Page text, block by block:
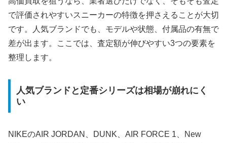
で評価されやすいスニーカーの特徴を押さえることが大切
です。人気ブランドでも、モデルや状態、付属品の有無で
差が出ます。ここでは、査定額が伸びやすい3つの要素を
整理します。
人気ブランドと定番シリーズは相場が崩れにく
い
NIKEのAIR JORDAN、DUNK、AIR FORCE 1、New